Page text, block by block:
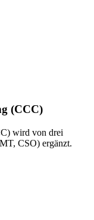
(CCC)
wird von drei
CSO) ergänzt.